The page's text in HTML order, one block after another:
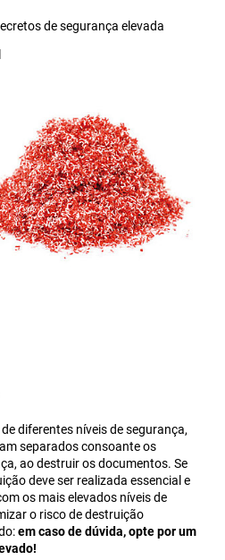
de segurança elevada
diferentes níveis de segurança,
separados consoante os
ao destruir os documentos. Se
deve ser realizada essencial e
os mais elevados níveis de
o risco de destruição
em caso de dúvida, opte por um